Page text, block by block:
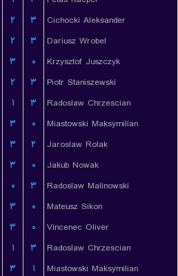
۲ ۳
Cichocki Aleksander
۲ ۳
Dariusz Wrobel
۳ ۰
Krzysztof Juszczyk
۲ ۳
Piotr Staniszewski
۱ ۳
Radoslaw Chrzescian
۳ ۰
Miastowski Maksymilian
۳ ۲
Jaroslaw Rolak
۳ ۰
Jakub Nowak
۰ ۳
Radoslaw Malinowski
۳ ۰
Mateusz Sikon
۳ ۰
Vincenec Oliver
۱ ۳
Radoslaw Chrzescian
۳ ۱
Miastowski Maksymilian